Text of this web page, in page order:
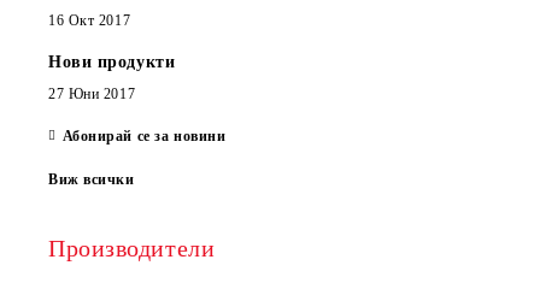
16 Окт 2017
Нови продукти
27 Юни 2017
Абонирай се за новини
Виж всички
Производители